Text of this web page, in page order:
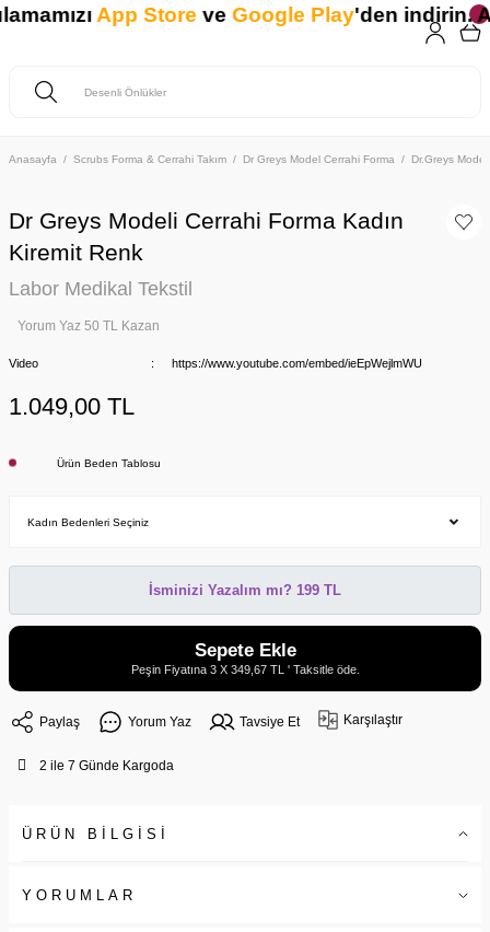
Anasayfa Scrubs Forma & Cerrahi Takım Dr Greys Model Cerrahi Forma Dr.Greys
Dr Greys Modeli Cerrahi Forma Kadın
Kiremit Renk
Labor Medikal Tekstil
Yorum Yaz 50 TL Kazan
Video https://www.youtube.com/embed/ieEpWejlmWU
1.049,00 TL
Ürün Beden Tablosu
İsminizi Yazalım mı? 199 TL
Sepete Ekle
Peşin Fiyatına 3 X 349,67 TL ' Taksitle öde.
Paylaş Yorum Yaz Tavsiye Et Karşılaştır
2 ile 7 Günde Kargoda
ÜRÜN BİLGİSİ
YORUMLAR
App StoreveGoogle Play'den indirin.